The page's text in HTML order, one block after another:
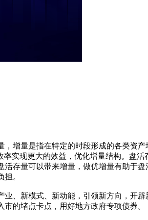
增量是指在特定的时段形成的各类资
实现更大的效益，优化增量结构。盘
存量可以带来增量，做优增量有助于
。
、新模式、新动能，引领新方向，开
的堵点卡点，用好地方政府专项债券。